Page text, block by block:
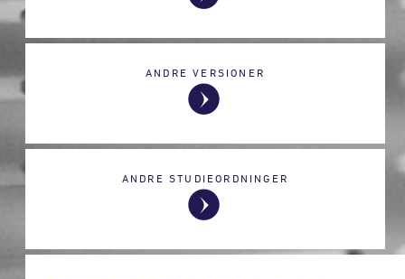
ANDRE VERSIONER
ANDRE STUDIEORDNINGER